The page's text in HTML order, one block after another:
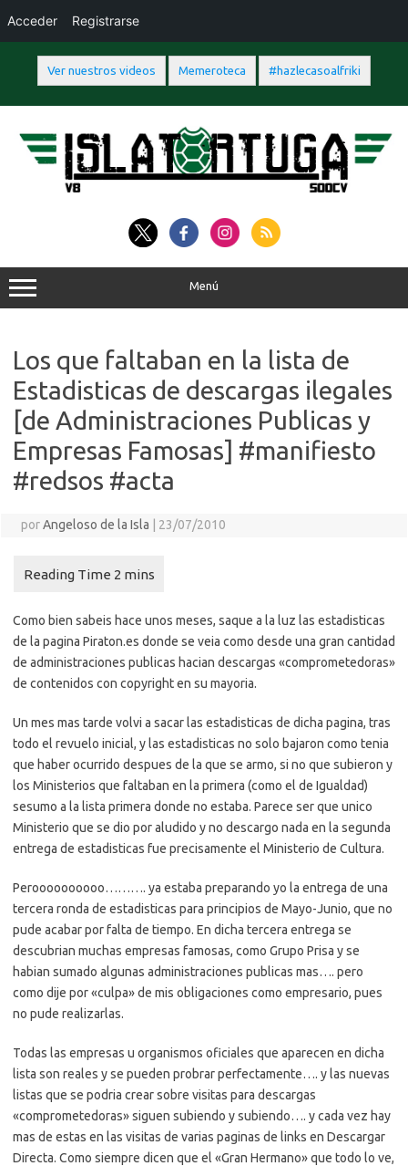
Ver nuestros videos Memeroteca #hazlecasoalfriki
contenido
Menú
Los que faltaban en la lista de
Estadisticas de descargas ilegales
[de Administraciones Publicas y
Empresas Famosas] #manifiesto
#redsos #acta
porAngeloso de la Isla 23/07/2010
Como bien sabeis hace unos meses, saque a la luz las estadisticas
de la pagina Piraton.es donde se veia como desde una gran cantidad
de administraciones publicas hacian descargas «comprometedoras»
de contenidos con copyright en su mayoria.
Un mes mas tarde volvi a sacar las estadisticas de dicha pagina, tras
todo el revuelo inicial, y las estadisticas no solo bajaron como tenia
que haber ocurrido despues de la que se armo, si no que subieron y
los Ministerios que faltaban en la primera (como el de Igualdad)
sesumo a la lista primera donde no estaba. Parece ser que unico
Ministerio que se dio por aludido y no descargo nada en la segunda
entrega de estadisticas fue precisamente el Ministerio de Cultura.
Peroooooooooo………. ya estaba preparando yo la entrega de una
tercera ronda de estadisticas para principios de Mayo-Junio, que no
pude acabar por falta de tiempo. En dicha tercera entrega se
descubrian muchas empresas famosas, como Grupo Prisa y se
habian sumado algunas administraciones publicas mas…. pero
como dije por «culpa» de mis obligaciones como empresario, pues
no pude realizarlas.
Todas las empresas u organismos oficiales que aparecen en dicha
lista son reales y se pueden probrar perfectamente…. y las nuevas
listas que se podria crear sobre visitas para descargas
«comprometedoras» siguen subiendo y subiendo…. y cada vez hay
mas de estas en las visitas de varias paginas de links en Descargar
Directa. Como siempre dicen que el «Gran Hermano» que todo lo ve,
Acceder Registrarse